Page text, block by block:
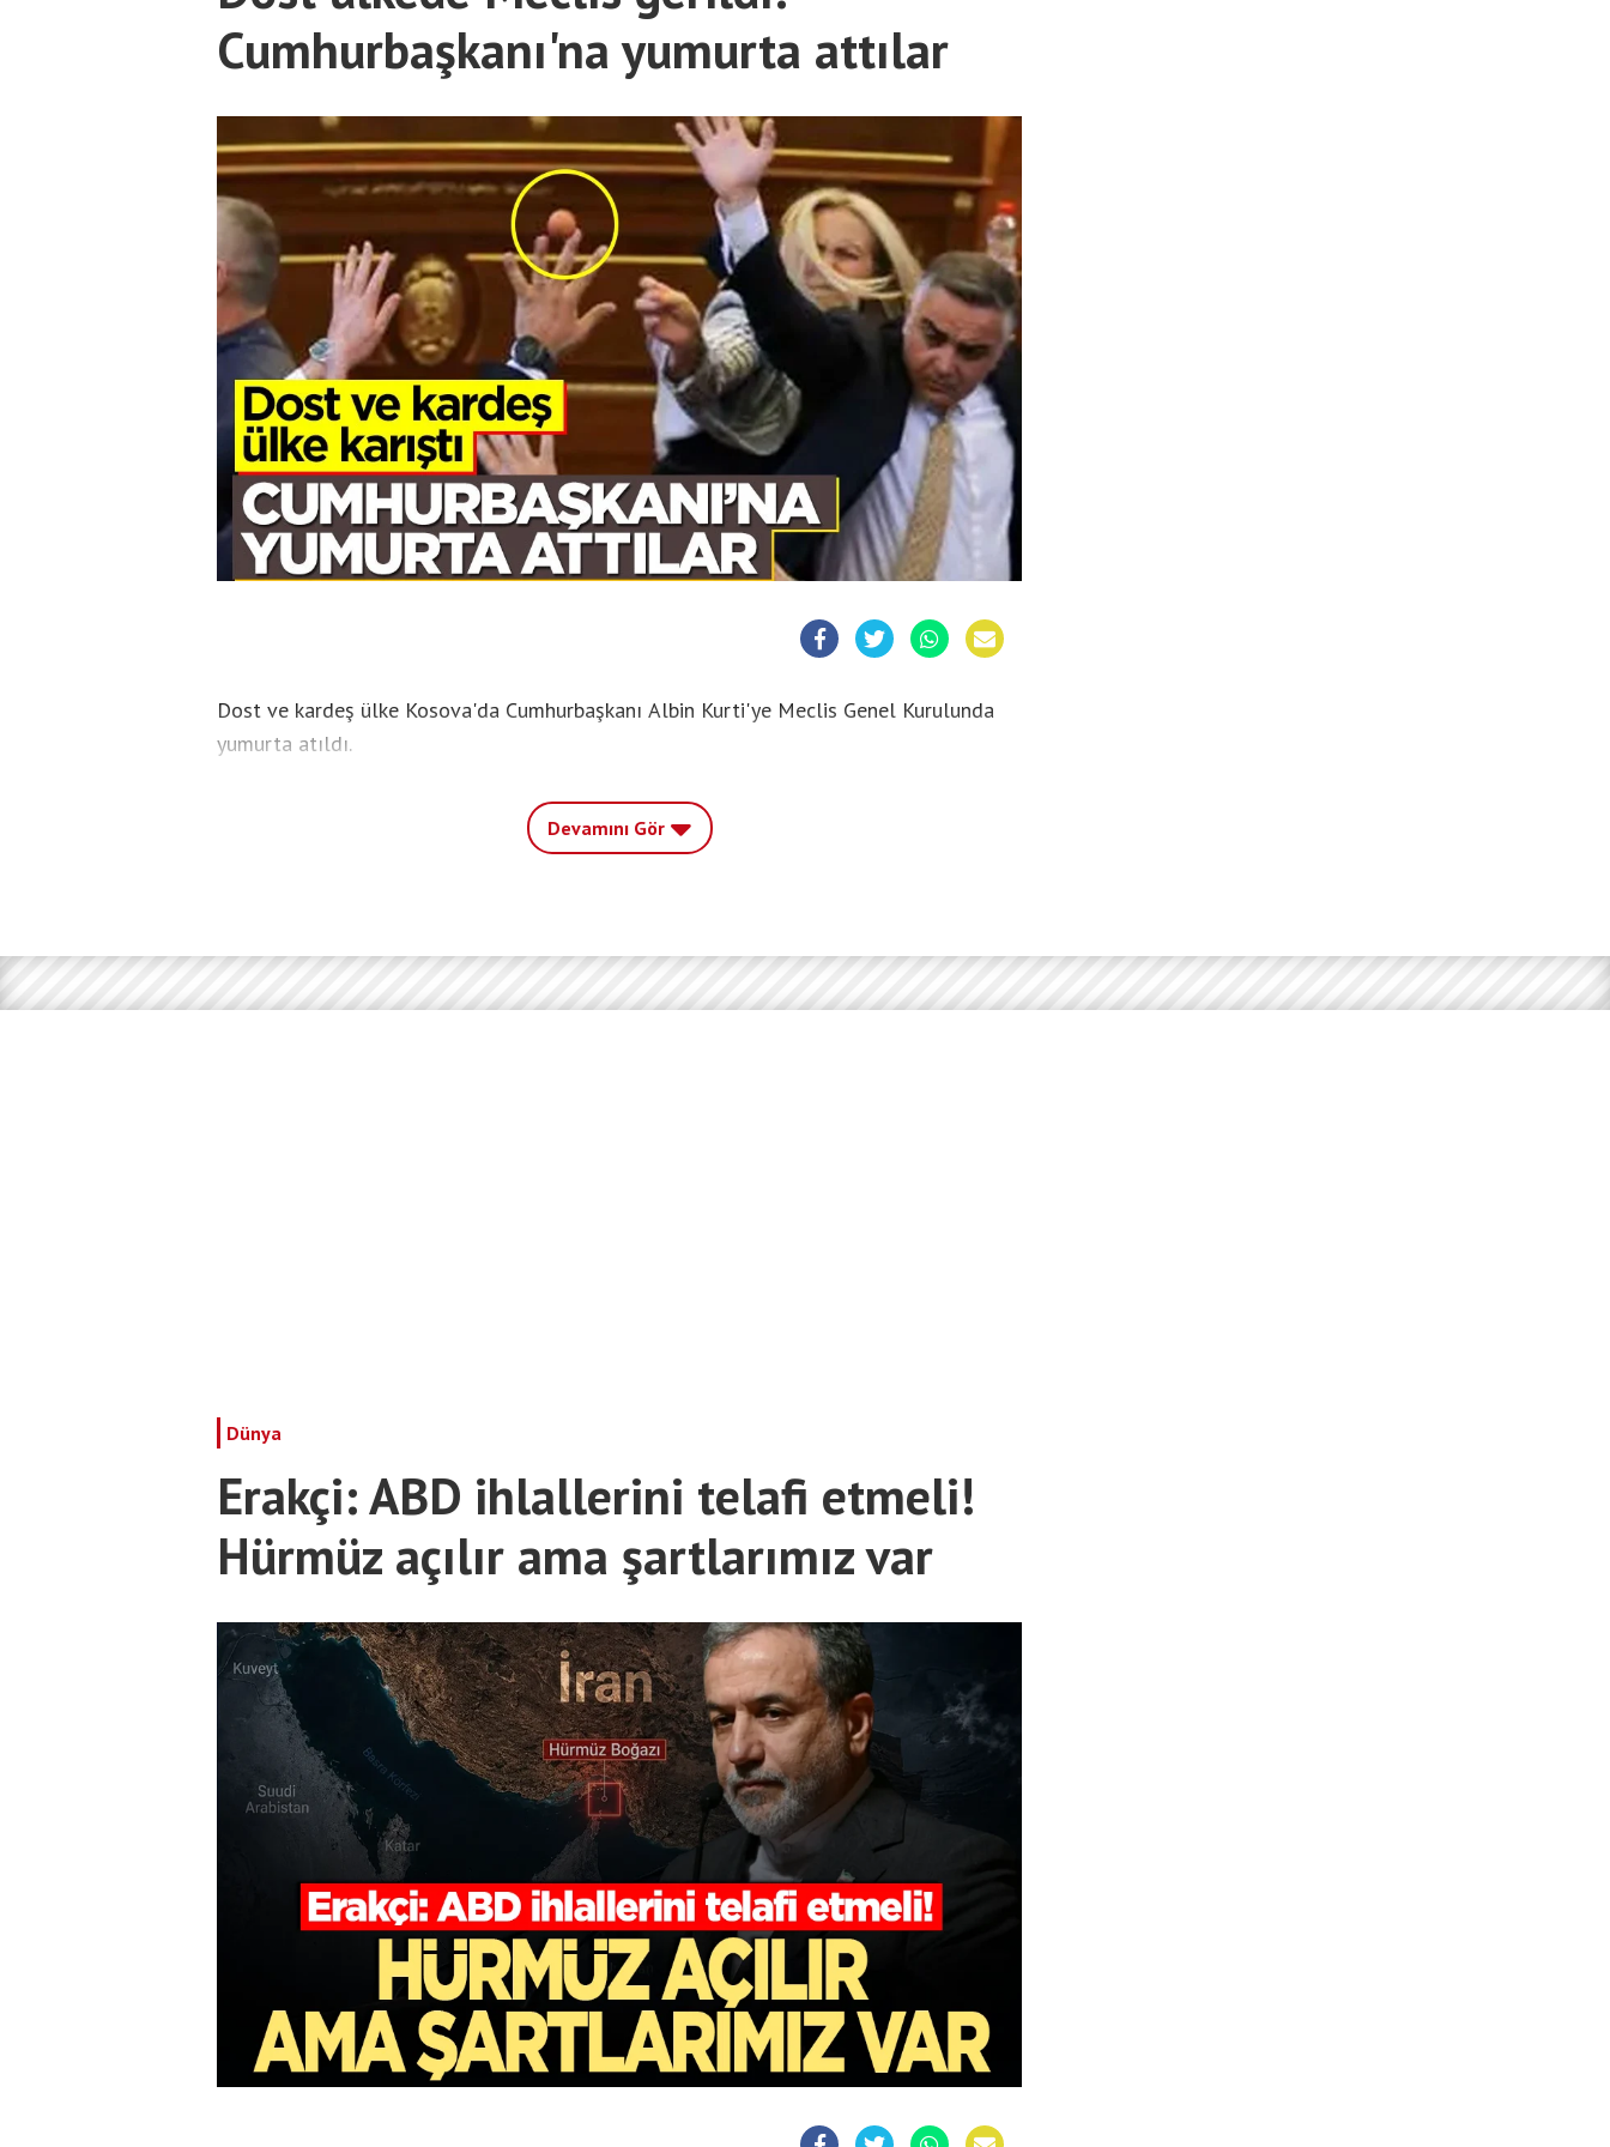
Cumhurbaşkanı'na yumurta attılar
Dost ve kardeş ülke Kosova'da Cumhurbaşkanı Albin Kurti'ye Meclis Genel Kurulunda
yumurta atıldı.
Devamını Gör
Dünya
Erakçi: ABD ihlallerini telafi etmeli!
Hürmüz açılır ama şartlarımız var